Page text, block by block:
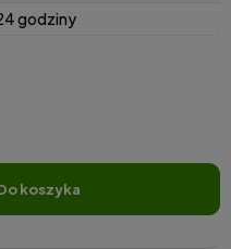
godziny
do koszyka